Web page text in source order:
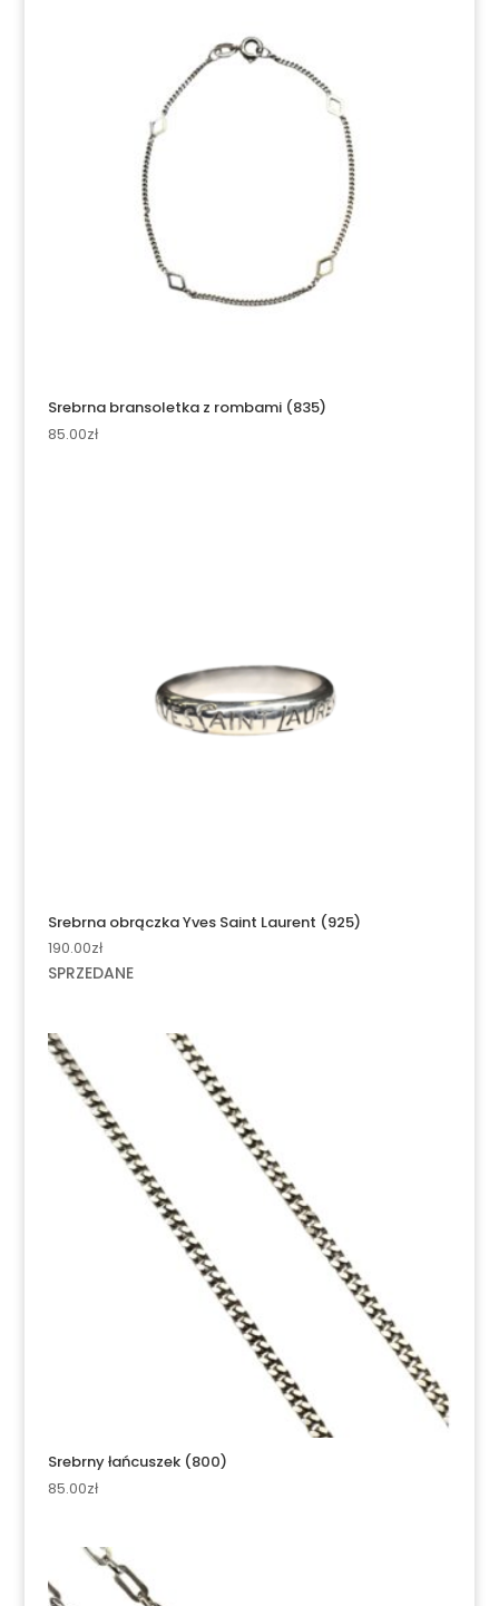
Srebrna bransoletka z rombami (835)
85.00zł
Srebrna obrączka Yves Saint Laurent (925)
190.00zł
SPRZEDANE
Srebrny łańcuszek (800)
85.00zł